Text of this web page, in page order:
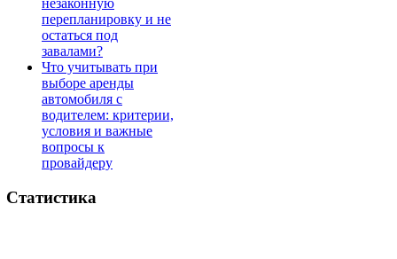
незаконную
перепланировку и не
остаться под
завалами?
Что учитывать при
выборе аренды
автомобиля с
водителем: критерии,
условия и важные
вопросы к
провайдеру
Статистика